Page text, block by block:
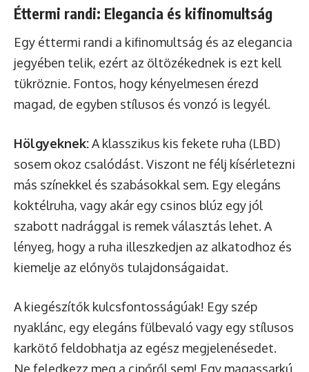
Éttermi randi: Elegancia és kifinomultság
Egy éttermi randi a kifinomultság és az elegancia
jegyében telik, ezért az öltözékednek is ezt kell
tükröznie. Fontos, hogy kényelmesen érezd
magad, de egyben stílusos és vonzó is legyél.
Hölgyeknek:A klasszikus kis fekete ruha (LBD)
sosem okoz csalódást. Viszont ne félj kísérletezni
más színekkel és szabásokkal sem. Egy elegáns
koktélruha, vagy akár egy csinos blúz egy jól
szabott nadrággal is remek választás lehet. A
lényeg, hogy a ruha illeszkedjen az alkatodhoz és
kiemelje az előnyös tulajdonságaidat.
A kiegészítők kulcsfontosságúak! Egy szép
nyaklánc, egy elegáns fülbevaló vagy egy stílusos
karkötő feldobhatja az egész megjelenésedet.
Ne feledkezz meg a cipőről sem! Egy magassarkú